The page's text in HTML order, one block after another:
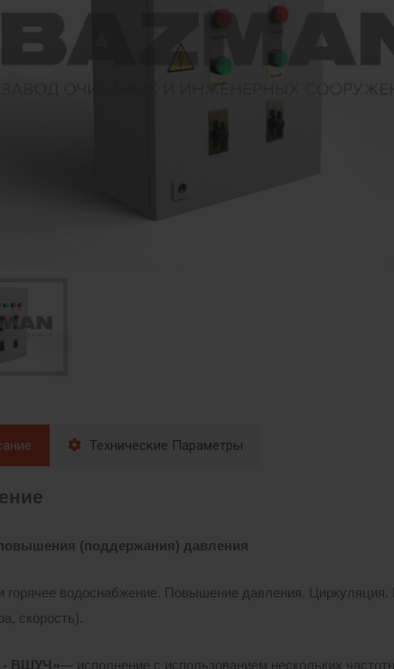
Технические Параметры
(поддержания) давления
горячее водоснабжение. Повышение давления.
скорость).
- ВШУЧ»— исполнение с использованием нескольких